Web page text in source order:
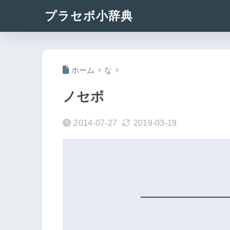
プラセボ小辞典
ホーム な
ノセボ
2014-07-27 2019-03-19